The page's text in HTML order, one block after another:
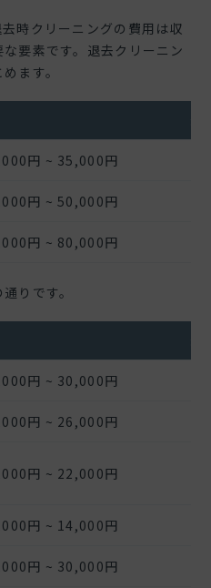
時クリーニングの費用は収
要素です。退去クリーニン
ます。
円 ~ 35,000円
円 ~ 50,000円
円 ~ 80,000円
りです。
円 ~ 30,000円
円 ~ 26,000円
円 ~ 22,000円
円 ~ 14,000円
円 ~ 30,000円